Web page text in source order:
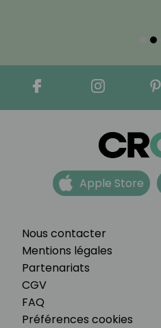
Nous contacter
Mentions légales
Partenariats
CGV
FAQ
Préférences cookies
Apple Store